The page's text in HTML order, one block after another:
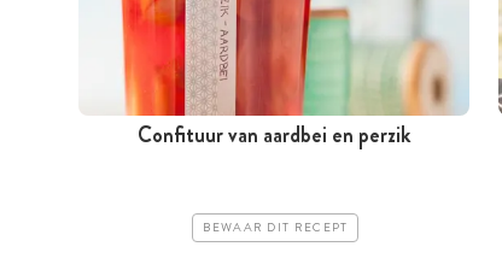
Confituur van aardbei en perzik
BEWAAR DIT RECEPT